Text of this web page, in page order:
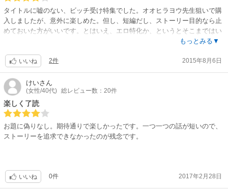
タイトルに嘘のない、ビッチ受け特集でした。オオヒラヨウ先生狙いで購
入しましたが、意外に楽しめた。但し、短編だし、ストーリー目的なら止
めておいた方がいいです。とはいえ、エロ特化か、というとそこまではい
かないので、ストーリーはそこまで求めてないけど、あまりにエロ過ぎて
ち読み後ろに目次が出てるので、作家さんはそこでも確認できます。簡単
に紹介。①オオヒラヨウ 立ち読みのCP。大学のサークル仲間。攻めが意
外と戦略家だった。②黒岩チハヤ 年上リーマン×年下ビッチ。同棲相手に
裏切られ傷心な攻めが、成り行きで家出してハッテン公園で相手募集して
いた男の子を拾って面倒を見ることになってしまう話。ビッチ受け、とい
うのとはちょっと違うかな。③蜂田キリー ウリをやっている美人大学生が
仲間から紹介された純朴青年。めんどくさいから適当にあしらおうと思っ
ていたのに…。④志々藤カラリ ノンケ天然帰国子女×隣家のゲイ。胃袋を
掴まれ、付き合い出した2人だったけど、受けの元カレの数の多さに困惑
だけは思う通りにならず…。⑥夏目カツラ ノンケ高校の後輩×ゲイの先
輩。高校時代から成り行きで身体の関係だけあった2人。社会人になって
もっとみる▼
いいね 2件 2015年8月6日
けいさん
(女性/40代) 総レビュー数：20件
楽しく了読
お題に偽りなし。期待通りで楽しかったです。一つ一つの話が短いので、
ストーリーを追求できなかったのが残念です。
いいね 0件 2017年2月28日